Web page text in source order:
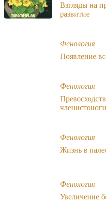
Взгляды на
развитие
Фенология
Появление
Фенология
Фенология
Жизнь в
Фенология
Увеличение